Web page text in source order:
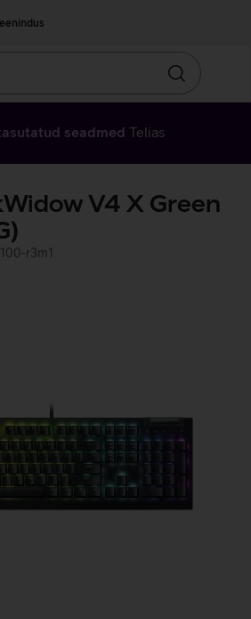
Otsin
seadmed Telias
V4 X Green
r3m1